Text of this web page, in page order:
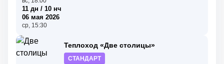
11 дн / 10 нч
06 мая 2026
ср, 15:30
Теплоход «Две столицы»
СТАНДАРТ